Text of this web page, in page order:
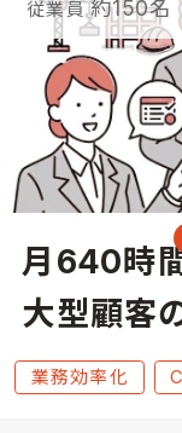
従業員 約150名
月640時
大型顧客
業務効率化